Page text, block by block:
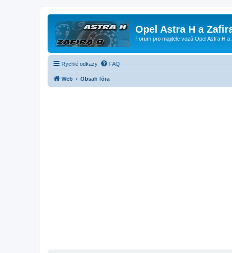
Opel Astra H a
Forum pro majitele vozů Opel Astra H a
Rychlé odkazy FAQ
Web Obsah fóra